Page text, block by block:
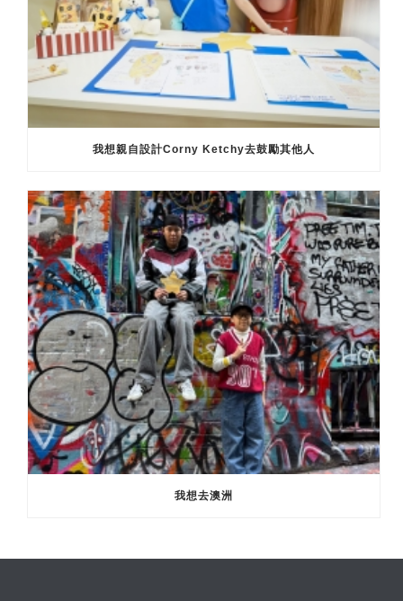
我想親自設計Corny Ketchy去鼓勵其他人
我想去澳洲